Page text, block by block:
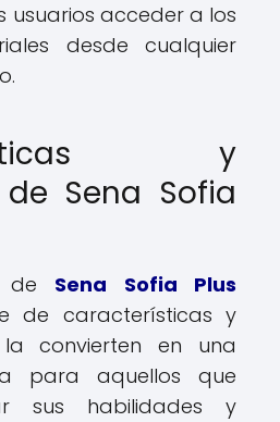
usuarios acceder a los
desde cualquier
y
Sena Sofia
de Sena Sofia Plus
de características y
convierten en una
para aquellos que
sus habilidades y